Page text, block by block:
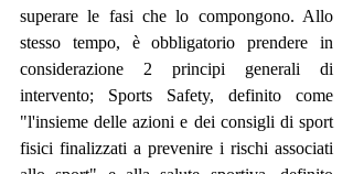
superare le fasi che lo compongono. Allo
stesso tempo, è obbligatorio prendere in
considerazione 2 principi generali di
intervento; Sports Safety, definito come
"l'insieme delle azioni e dei consigli di sport
fisici finalizzati a prevenire i rischi associati